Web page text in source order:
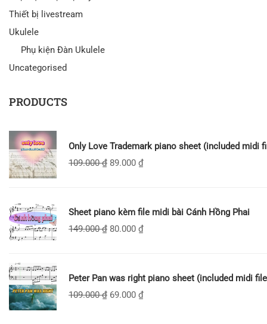
Thiết bị livestream
Ukulele
Phụ kiện Đàn Ukulele
Uncategorised
PRODUCTS
Only Love Trademark piano sheet (included midi
109.000₫ 89.000 ₫
Sheet piano kèm file midi bài Cánh Hồng Phai
149.000₫ 80.000 ₫
Peter Pan was right piano sheet (included midi
109.000₫ 69.000 ₫